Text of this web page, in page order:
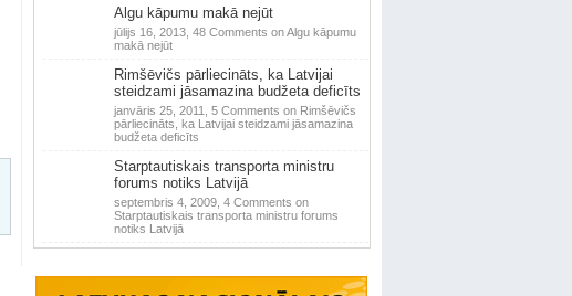
Algu kāpumu makā nejūt
jūlijs 16, 2013, 48 Comments on Algu kāpumu
makā nejūt
Rimšēvičs pārliecināts, ka Latvijai
steidzami jāsamazina budžeta deficīts
janvāris 25, 2011, 5 Comments on Rimšēvičs
pārliecināts, ka Latvijai steidzami jāsamazina
budžeta deficīts
Starptautiskais transporta ministru
forums notiks Latvijā
septembris 4, 2009, 4 Comments on
Starptautiskais transporta ministru forums
notiks Latvijā